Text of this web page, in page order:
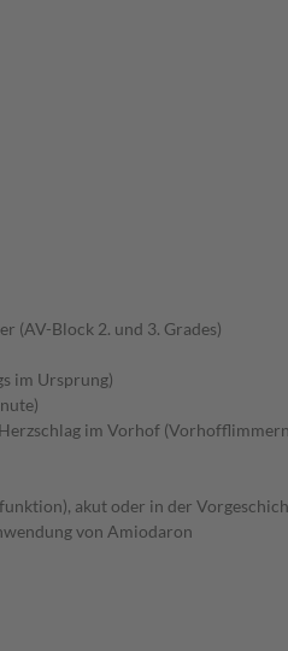
(AV-Block 2. und 3. Grades)
im Ursprung)
im Vorhof
akut oder in der
von Amiodaron